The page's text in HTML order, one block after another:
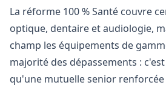
La réforme 100 % Santé couvre
optique, dentaire et audiologie,
champ les équipements de
majorité des dépassements :
qu'une mutuelle senior